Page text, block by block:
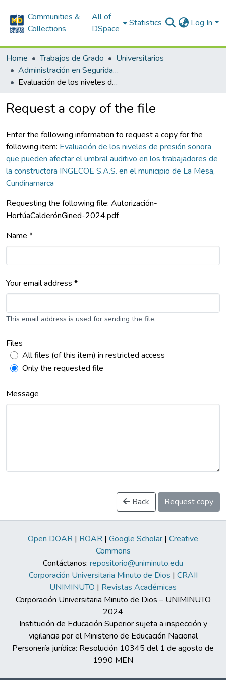
Communities &
Collections
All of
DSpace
Statistics Log In
Home Trabajos de Grado
Universitarios
Administración en Seguridad y Salud en el Trabajo
Evaluación de los niveles de presión sonora que pueden afectar el umbral auditivo en los trabajadores de la constructora INGECOE S.A.S. en el municipio de La Mesa, Cundinamarca
Request a copy of the file
Enter the following information to request a copy for the
following item: Evaluación de los niveles de presión sonora
que pueden afectar el umbral auditivo en los trabajadores de
la constructora INGECOE S.A.S. en el municipio de La Mesa,
Cundinamarca
Requesting the following file: Autorización-
HortúaCalderónGined-2024.pdf
Name *
Your email address *
This email address is used for sending the file.
Files
All files (of this item) in restricted access
Only the requested file
Message
Back Request copy
Open DOAR | ROAR | Google Scholar | Creative
Commons
Contáctanos: repositorio@uniminuto.edu
Corporación Universitaria Minuto de Dios | CRAII
UNIMINUTO | Revistas Académicas
Corporación Universitaria Minuto de Dios – UNIMINUTO
2024
Institución de Educación Superior sujeta a inspección y
vigilancia por el Ministerio de Educación Nacional
Personería jurídica: Resolución 10345 del 1 de agosto de
1990 MEN